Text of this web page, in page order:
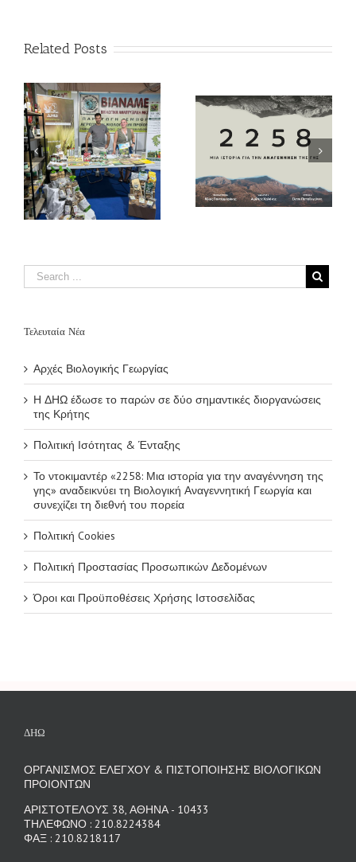
Related Posts
Το ντοκιμαντέρ
«2258: Μια
ιστορία για την
αναγέννηση της
Αναγεννητική
Γεωργία και
διεθνή του πορεία
Η ΔΗΩ στο 3ο
Διεθνές Συνέδριο
– Φεστιβάλ για
την Ελιά (3rd Elia
Τελευταία Νέα
Αρχές Βιολογικής Γεωργίας
Η ΔΗΩ έδωσε το παρών σε δύο σημαντικές διοργανώσεις
της Κρήτης
Πολιτική Ισότητας & Ένταξης
Το ντοκιμαντέρ «2258: Μια ιστορία για την αναγέννηση της
γης» αναδεικνύει τη Βιολογική Αναγεννητική Γεωργία και
συνεχίζει τη διεθνή του πορεία
Πολιτική Cookies
Πολιτική Προστασίας Προσωπικών Δεδομένων
Όροι και Προϋποθέσεις Χρήσης Ιστοσελίδας
ΔΗΩ
ΟΡΓΑΝΙΣΜΟΣ ΕΛΕΓΧΟΥ & ΠΙΣΤΟΠΟΙΗΣΗΣ ΒΙΟΛΟΓΙΚΩΝ
ΠΡΟΙΟΝΤΩΝ
ΑΡΙΣΤΟΤΕΛΟΥΣ 38, ΑΘΗΝΑ - 10433
ΤΗΛΕΦΩΝΟ : 210.8224384
ΦΑΞ : 210.8218117